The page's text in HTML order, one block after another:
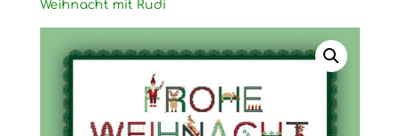
Weihnacht mit Rudi